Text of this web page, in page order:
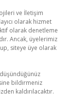
ve İletişim
olarak hizmet
olarak denetleme
Ancak, üyelerimiz
siteye üye olarak
bildirmeniz
kaldırılacaktır.